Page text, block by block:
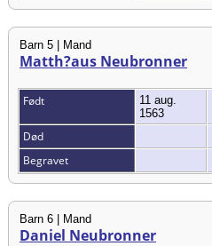
Barn 5 | Mand
Matth?aus Neubronner
Født
11 aug.
1563
Død
Begravet
Barn 6 | Mand
Daniel Neubronner